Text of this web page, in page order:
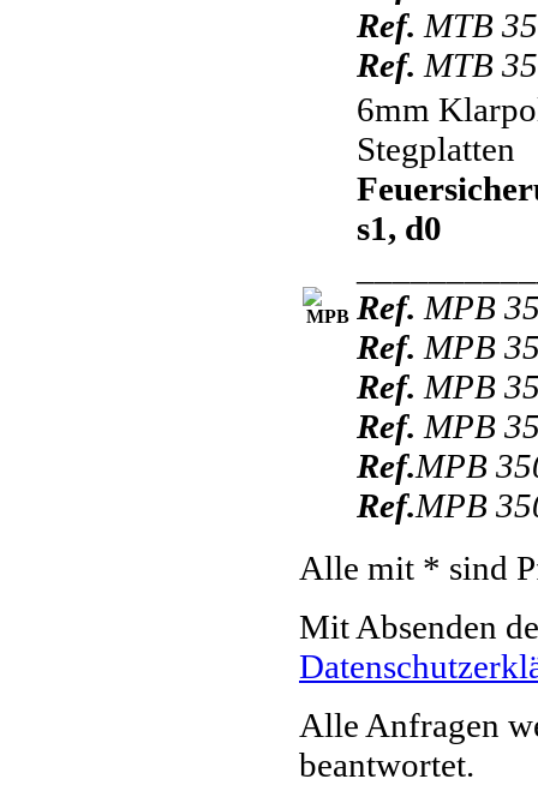
Ref. MTB
Ref. MTB
6mm
Stegplatten
s1, d0
Ref. MPB
Ref. MPB
Ref. MPB
Ref. MPB
Ref.MPB
Ref.MPB
Alle mit * sind
Mit Absenden
Alle Anfragen
beantwortet.